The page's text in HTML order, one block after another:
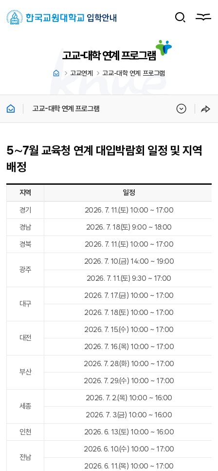
입학안내
고교-대학 연계 프로그램
고교연계 고교-대학 연계 프로그램
고교-대학 연계 프로그램
5∼7월 교육청 연계 대입박람회 일정 및 지역
배정
지역
일정
경기
2026. 7. 11.(토) 10:00 ~ 17:00
경남
2026. 7. 18.(토) 9:00 ~ 18:00
경북
2026. 7. 11.(토) 10:00 ~ 17:00
광주
2026. 7. 10.(금) 14:00 ~ 19:00
2026. 7. 11.(토) 9:30 ~ 17:00
대구
2026. 7. 17.(금) 10:00 ~ 17:00
2026. 7. 18.(토) 10:00 ~ 17:00
대전
2026. 7. 15.(수) 10:00 ~ 17:00
2026. 7. 16.(목) 10:00 ~ 17:00
부산
2026. 7. 28.(화) 10:00 ~ 17:00
2026. 7. 29.(수) 10:00 ~ 17:00
세종
2026. 7. 2.(목) 10:00 ~ 16:00
2026. 7. 3.(금) 10:00 ~ 16:00
인천
2026. 6. 13.(토) 10:00 ~ 16:00
전남
2026. 6. 10.(수) 10:00 ~ 17:00
2026. 6. 11.(목) 10:00 ~ 17:00